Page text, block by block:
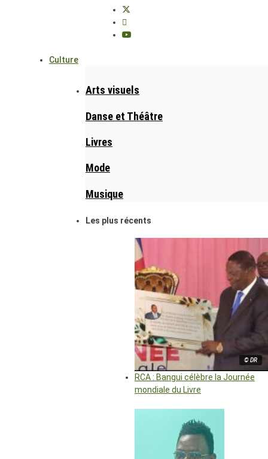
Culture
Arts visuels
Danse et Théâtre
Livres
Mode
Musique
Les plus récents
© DR
RCA : Bangui célèbre la Journée
mondiale du Livre